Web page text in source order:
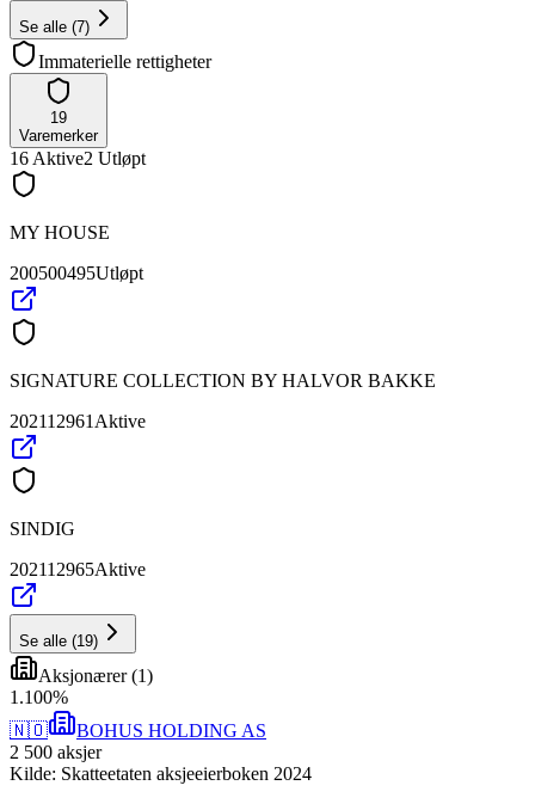
Se alle (7)
Immaterielle rettigheter
19
Varemerker
16 Aktive2 Utløpt
MY HOUSE
200500495Utløpt
SIGNATURE COLLECTION BY HALVOR BAKKE
202112961 Aktive
SINDIG
202112965Aktive
Se alle (19)
Aksjonærer(1)
1 .100%
🇳🇴
BOHUS HOLDING AS
2 500 aksjer
Kilde: Skatteetaten aksjeeierboken 2024